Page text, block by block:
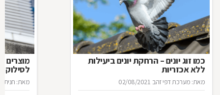
כמו זוג יונים – הרחקת יונים ביעילות
ללא אכזריות
מאת: מערכת דפי זהב 02/08/2021
מוצרים
לסילוק
מאת: חנית